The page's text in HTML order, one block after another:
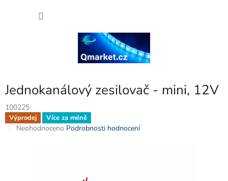
Jednokanálový zesilovač - mini, 12V
100225
Výprodej Více za méně
Průměrné
Neohodnoceno Podrobnosti hodnocení